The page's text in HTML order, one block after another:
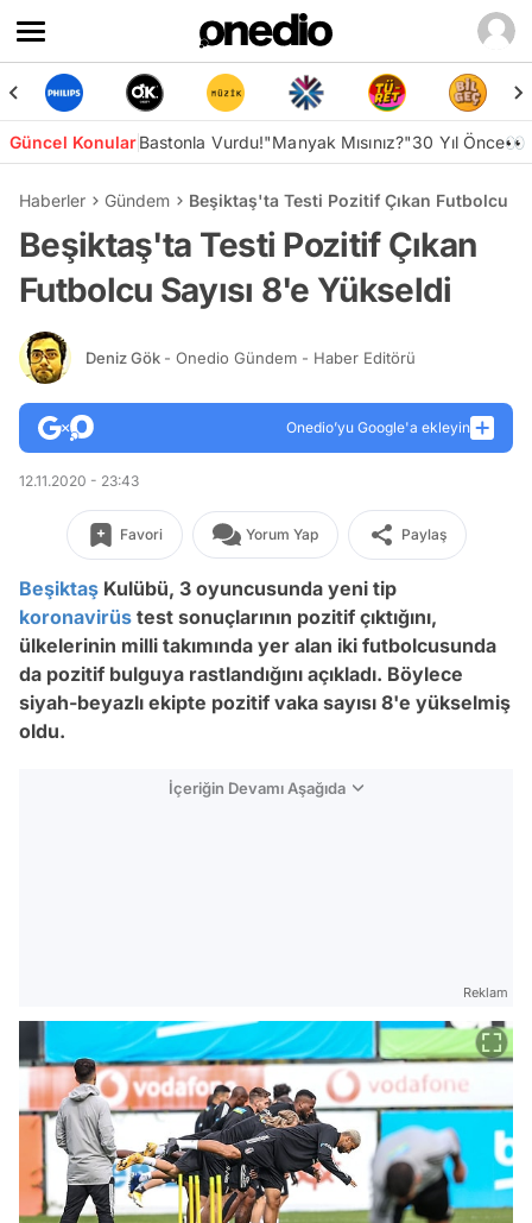
Güncel KonularBastonla Vurdu!"Manyak Mısınız?"30 Yıl Önce👀
Haberler Gündem Beşiktaş'ta Testi Pozitif Çıkan Futbolcu
Beşiktaş'ta Testi Pozitif Çıkan
Futbolcu Sayısı 8'e Yükseldi
Deniz Gök - Onedio Gündem - Haber Editörü
Onedio’yu Google'a ekleyin
12.11.2020 - 23:43
Favori Yorum Yap Paylaş
Beşiktaş Kulübü, 3 oyuncusunda yeni tip
koronavirüs test sonuçlarının pozitif çıktığını,
ülkelerinin milli takımında yer alan iki futbolcusunda
da pozitif bulguya rastlandığını açıkladı. Böylece
siyah-beyazlı ekipte pozitif vaka sayısı 8'e yükselmiş
oldu.
İçeriğin Devamı Aşağıda
Reklam